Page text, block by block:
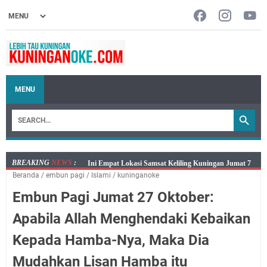
MENU
BREAKING NEWS :
Jumat 7 Agustus 2026 Mobil SIM Keliling Ada di
Kecamatan Sindangagung
Embun Pagi Jumat 8 Agustus 2026: Jika Keberkahan
Kelaparan Meskipun Memiliki Sekarung Penuh Uang
Salat Lima Waktu itu Bukan Cuma Kewajiban, Tapi
Beranda / embun pagi / Islami / kuninganoke
Embun Pagi Jumat 27 Oktober:
Apabila Allah Menghendaki Kebaikan
Kepada Hamba-Nya, Maka Dia
Mudahkan Lisan Hamba itu